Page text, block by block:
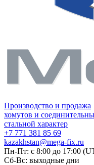
Производство и продажа
хомутов и
стальной характер
+7 771 381 85 69
kazakhstan@mega-fix.ru
Пн-Пт: с 8:00 до 17:00
Сб-Вс: выходные дни